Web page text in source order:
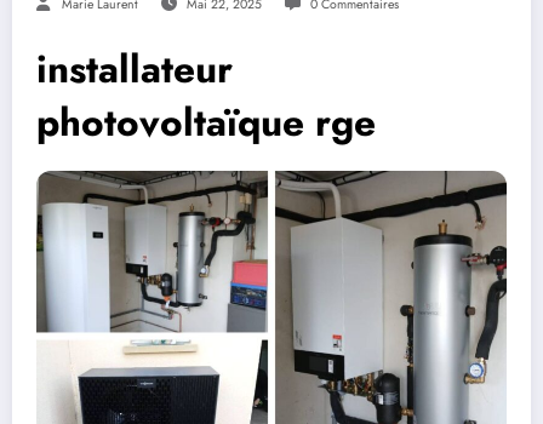
Marie Laurent Mai 22, 2025 0 Commentaires
installateur
photovoltaïque rge